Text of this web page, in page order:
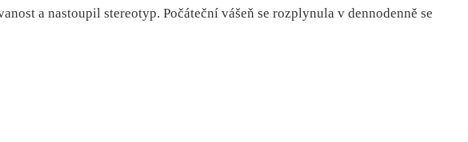
a nastoupil stereotyp. Počáteční vášeň se rozplynula v dennodenně se